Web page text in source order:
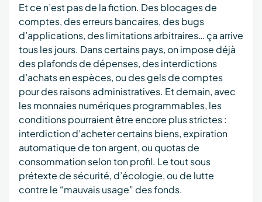
Et ce n’est pas de la fiction. Des blocages de
comptes, des erreurs bancaires, des bugs
d’applications, des limitations arbitraires… ça arrive
tous les jours. Dans certains pays, on impose déjà
des plafonds de dépenses, des interdictions
d’achats en espèces, ou des gels de comptes
pour des raisons administratives. Et demain, avec
les monnaies numériques programmables, les
conditions pourraient être encore plus strictes :
interdiction d’acheter certains biens, expiration
automatique de ton argent, ou quotas de
consommation selon ton profil. Le tout sous
prétexte de sécurité, d’écologie, ou de lutte
contre le “mauvais usage” des fonds.